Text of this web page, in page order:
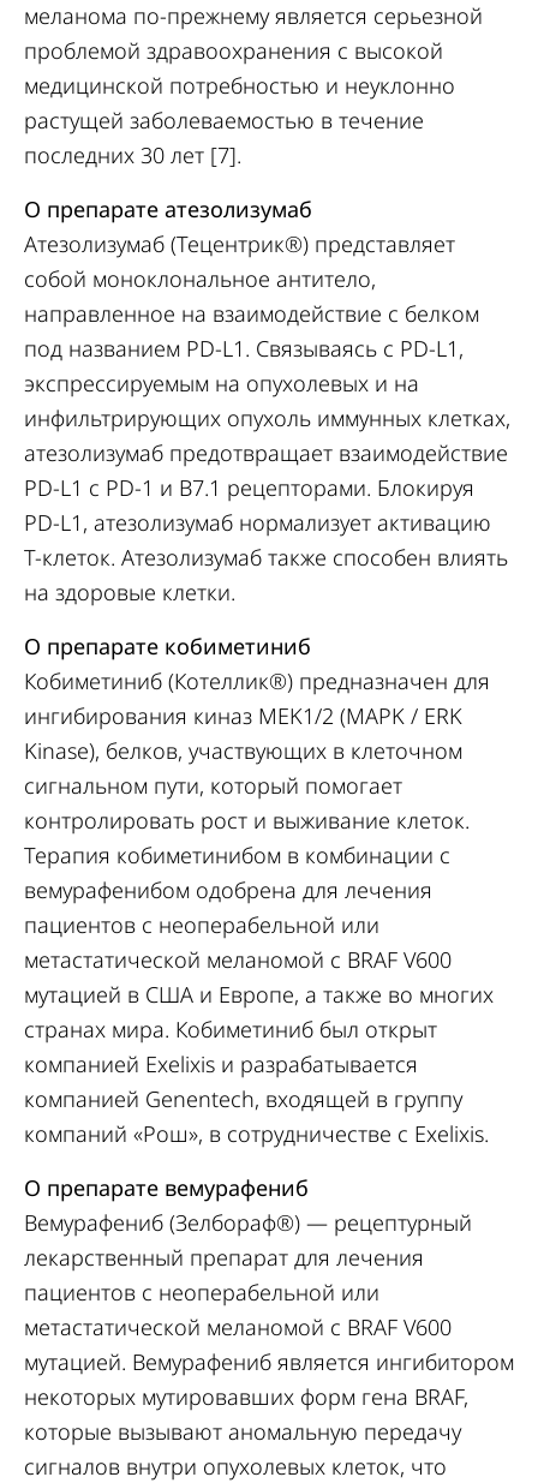
меланома по-прежнему является серьезной
проблемой здравоохранения с высокой
медицинской потребностью и неуклонно
растущей заболеваемостью в течение
последних 30 лет [7].
О препарате атезолизумаб
Атезолизумаб (Тецентрик®) представляет
собой моноклональное антитело,
направленное на взаимодействие с белком
под названием PD-L1. Связываясь с PD-L1,
экспрессируемым на опухолевых и на
инфильтрирующих опухоль иммунных клетках,
атезолизумаб предотвращает взаимодействие
PD-L1 с PD-1 и B7.1 рецепторами. Блокируя
PD-L1, атезолизумаб нормализует активацию
Т-клеток. Атезолизумаб также способен влиять
на здоровые клетки.
О препарате кобиметиниб
Кобиметиниб (Котеллик®) предназначен для
ингибирования киназ MEK1/2 (MAPK / ERK
Kinase), белков, участвующих в клеточном
сигнальном пути, который помогает
контролировать рост и выживание клеток.
Терапия кобиметинибом в комбинации с
вемурафенибом одобрена для лечения
пациентов с неоперабельной или
метастатической меланомой с BRAF V600
мутацией в США и Европе, а также во многих
странах мира. Кобиметиниб был открыт
компанией Exelixis и разрабатывается
компанией Genentech, входящей в группу
компаний «Рош», в сотрудничестве с Exelixis.
О препарате вемурафениб
Вемурафениб (Зелбораф®) — рецептурный
лекарственный препарат для лечения
пациентов с неоперабельной или
метастатической меланомой с BRAF V600
мутацией. Вемурафениб является ингибитором
некоторых мутировавших форм гена BRAF,
которые вызывают аномальную передачу
сигналов внутри опухолевых клеток, что